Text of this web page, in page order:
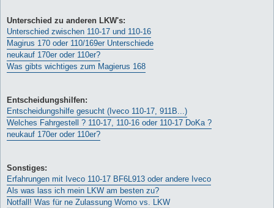
Unterschied zu anderen LKW's:
Unterschied zwischen 110-17 und 110-16
Magirus 170 oder 110/169er Unterschiede
neukauf 170er oder 110er?
Was gibts wichtiges zum Magierus 168
Entscheidungshilfen:
Entscheidungshilfe gesucht (Iveco 110-17, 911B...)
Welches Fahrgestell ? 110-17, 110-16 oder 110-17 DoKa ?
neukauf 170er oder 110er?
Sonstiges:
Erfahrungen mit Iveco 110-17 BF6L913 oder andere Iveco
Als was lass ich mein LKW am besten zu?
Notfall! Was für ne Zulassung Womo vs. LKW